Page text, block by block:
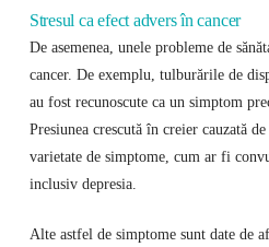
Stresul ca efect advers în cancer
De asemenea, unele probleme de
cancer. De exemplu, tulburările de
au fost recunoscute ca un simptom
Presiunea crescută în creier cauzată
varietate de simptome, cum ar fi
inclusiv depresia.
Alte astfel de simptome sunt date de